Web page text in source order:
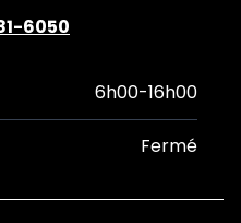
6050
6h00-16h00
Fermé